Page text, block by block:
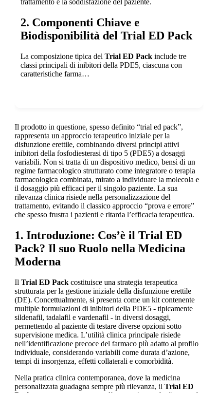
trattamento e la soddisfazione del paziente.
2. Componenti Chiave e
Biodisponibilità del Trial ED Pack
La composizione tipica del Trial ED Packinclude tre
classi principali di inibitori della PDE5, ciascuna con
caratteristiche farma…
Il prodotto in questione, spesso definito “trial ed pack”,
rappresenta un approccio terapeutico iniziale per la
disfunzione erettile, combinando diversi principi attivi
inibitori della fosfodiesterasi di tipo 5 (PDE5) a dosaggi
variabili. Non si tratta di un dispositivo medico, bensì di un
regime farmacologico strutturato come integratore o terapia
farmacologica combinata, mirato a individuare la molecola e
il dosaggio più efficaci per il singolo paziente. La sua
rilevanza clinica risiede nella personalizzazione del
trattamento, evitando il classico approccio “prova e errore”
che spesso frustra i pazienti e ritarda l’efficacia terapeutica.
1. Introduzione: Cos’è il Trial ED
Pack? Il suo Ruolo nella Medicina
Moderna
Il Trial ED Packcostituisce una strategia terapeutica
strutturata per la gestione iniziale della disfunzione erettile
(DE). Concettualmente, si presenta come un kit contenente
multiple formulazioni di inibitori della PDE5 - tipicamente
sildenafil, tadalafil e vardenafil - in diversi dosaggi,
permettendo al paziente di testare diverse opzioni sotto
supervisione medica. L’utilità clinica principale risiede
nell’identificazione precoce del farmaco più adatto al profilo
individuale, considerando variabili come durata d’azione,
tempi di insorgenza, effetti collaterali e comorbidità.
Nella pratica clinica contemporanea, dove la medicina
personalizzata guadagna sempre più rilevanza, il Trial ED